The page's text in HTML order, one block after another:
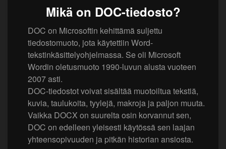
Mikä on DOC-tiedosto?
DOC on Microsoftin kehittämä suljettu
tiedostomuoto, jota käytettiin Word-
tekstinkäsittelyohjelmassa. Se oli Microsoft
Wordin oletusmuoto 1990-luvun alusta vuoteen
2007 asti.
DOC-tiedostot voivat sisältää muotoiltua tekstiä,
kuvia, taulukoita, tyylejä, makroja ja paljon muuta.
Vaikka DOCX on suurelta osin korvannut sen,
DOC on edelleen yleisesti käytössä sen laajan
yhteensopivuuden ja pitkän historian ansiosta.